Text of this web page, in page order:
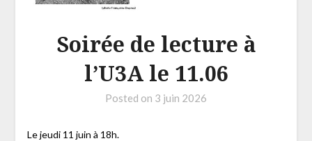
Soirée de lecture à
l’U3A le 11.06
Posted on 3 juin 2026
Le jeudi 11 juin à 18h.